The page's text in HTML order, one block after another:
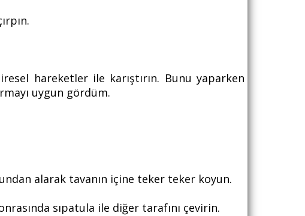
hareketler ile karıştırın. Bunu yaparken
uygun gördüm.
alarak tavanın içine teker teker koyun.
sıpatula ile diğer tarafını çevirin.